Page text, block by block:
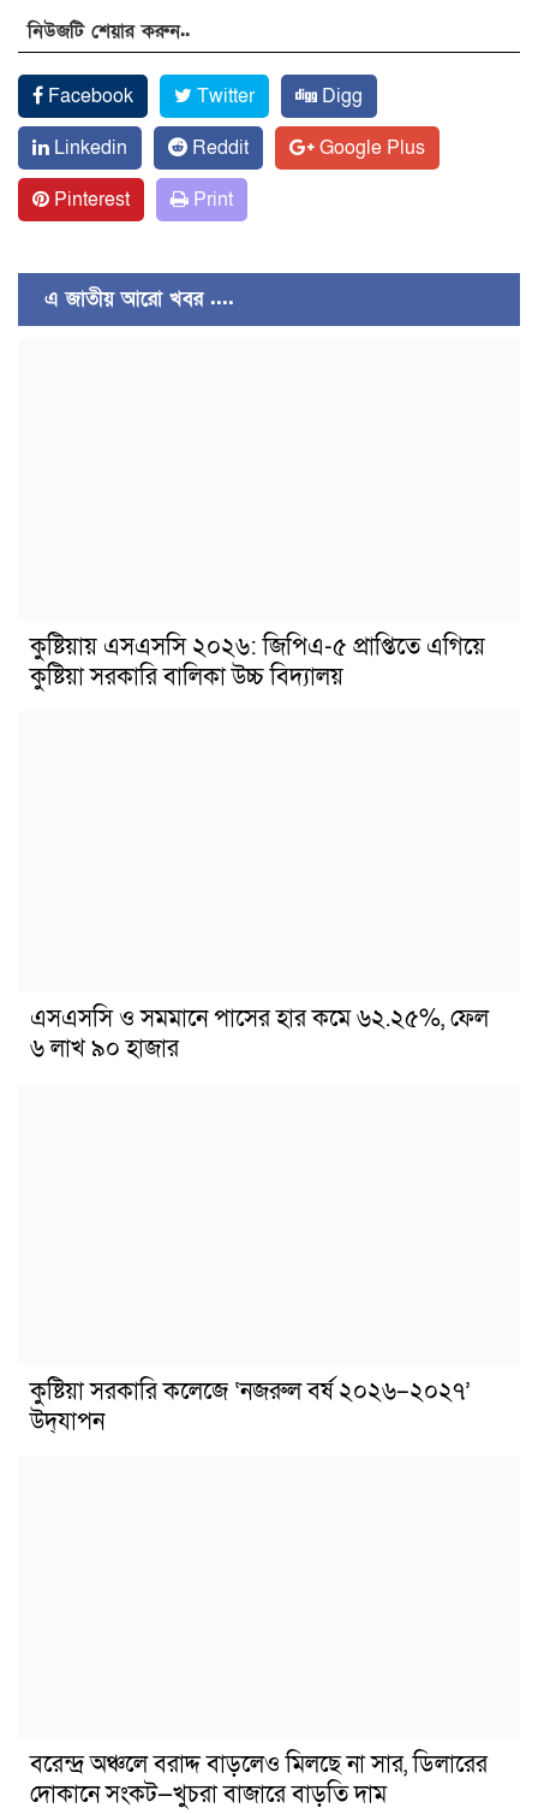
নিউজটি শেয়ার করুন..
Facebook Twitter
Digg
Linkedin
Reddit
Google Plus
Pinterest
Print
এ জাতীয় আরো খবর ....
কুষ্টিয়ায় এসএসসি ২০২৬: জিপিএ-৫ প্রাপ্তিতে এগিয়ে
কুষ্টিয়া সরকারি বালিকা উচ্চ বিদ্যালয়
এসএসসি ও সমমানে পাসের হার কমে ৬২.২৫%, ফেল
৬ লাখ ৯০ হাজার
কুষ্টিয়া সরকারি কলেজে ‘নজরুল বর্ষ ২০২৬–২০২৭’
উদ্‌যাপন
বরেন্দ্র অঞ্চলে বরাদ্দ বাড়লেও মিলছে না সার, ডিলারের
দোকানে সংকট—খুচরা বাজারে বাড়তি দাম